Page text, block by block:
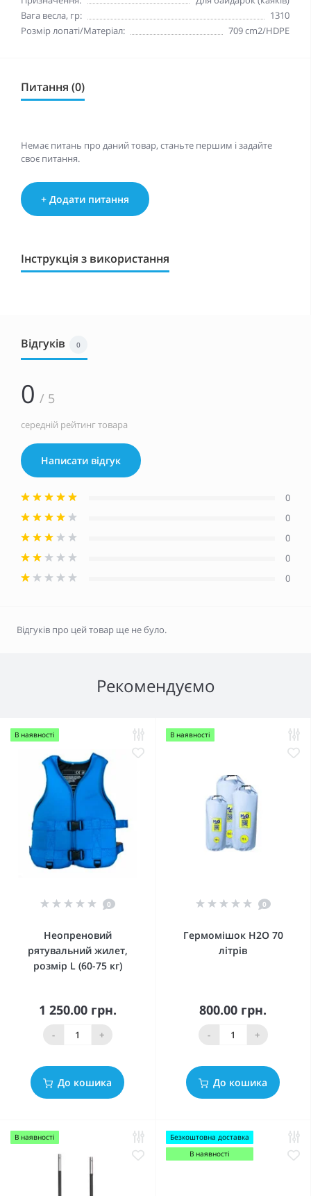
Вага весла, гр:
1310
Розмір лопаті/Матеріал:
709 cm2/HDPE
Питання (0)
Немає питань про даний товар, станьте першим і задайте
своє питання.
+ Додати питання
Інструкція з використання
Відгуків 0
0 / 5
середній рейтинг товара
Написати відгук
0
0
0
0
0
Відгуків про цей товар ще не було.
Рекомендуємо
В наявності
0
Неопреновий
рятувальний жилет,
розмір L (60-75 кг)
1 250.00 грн.
- +
До кошика
В наявності
0
Гермомішок Н2О 70
літрів
800.00 грн.
- +
До кошика
В наявності
Безкоштовна доставка
В наявності